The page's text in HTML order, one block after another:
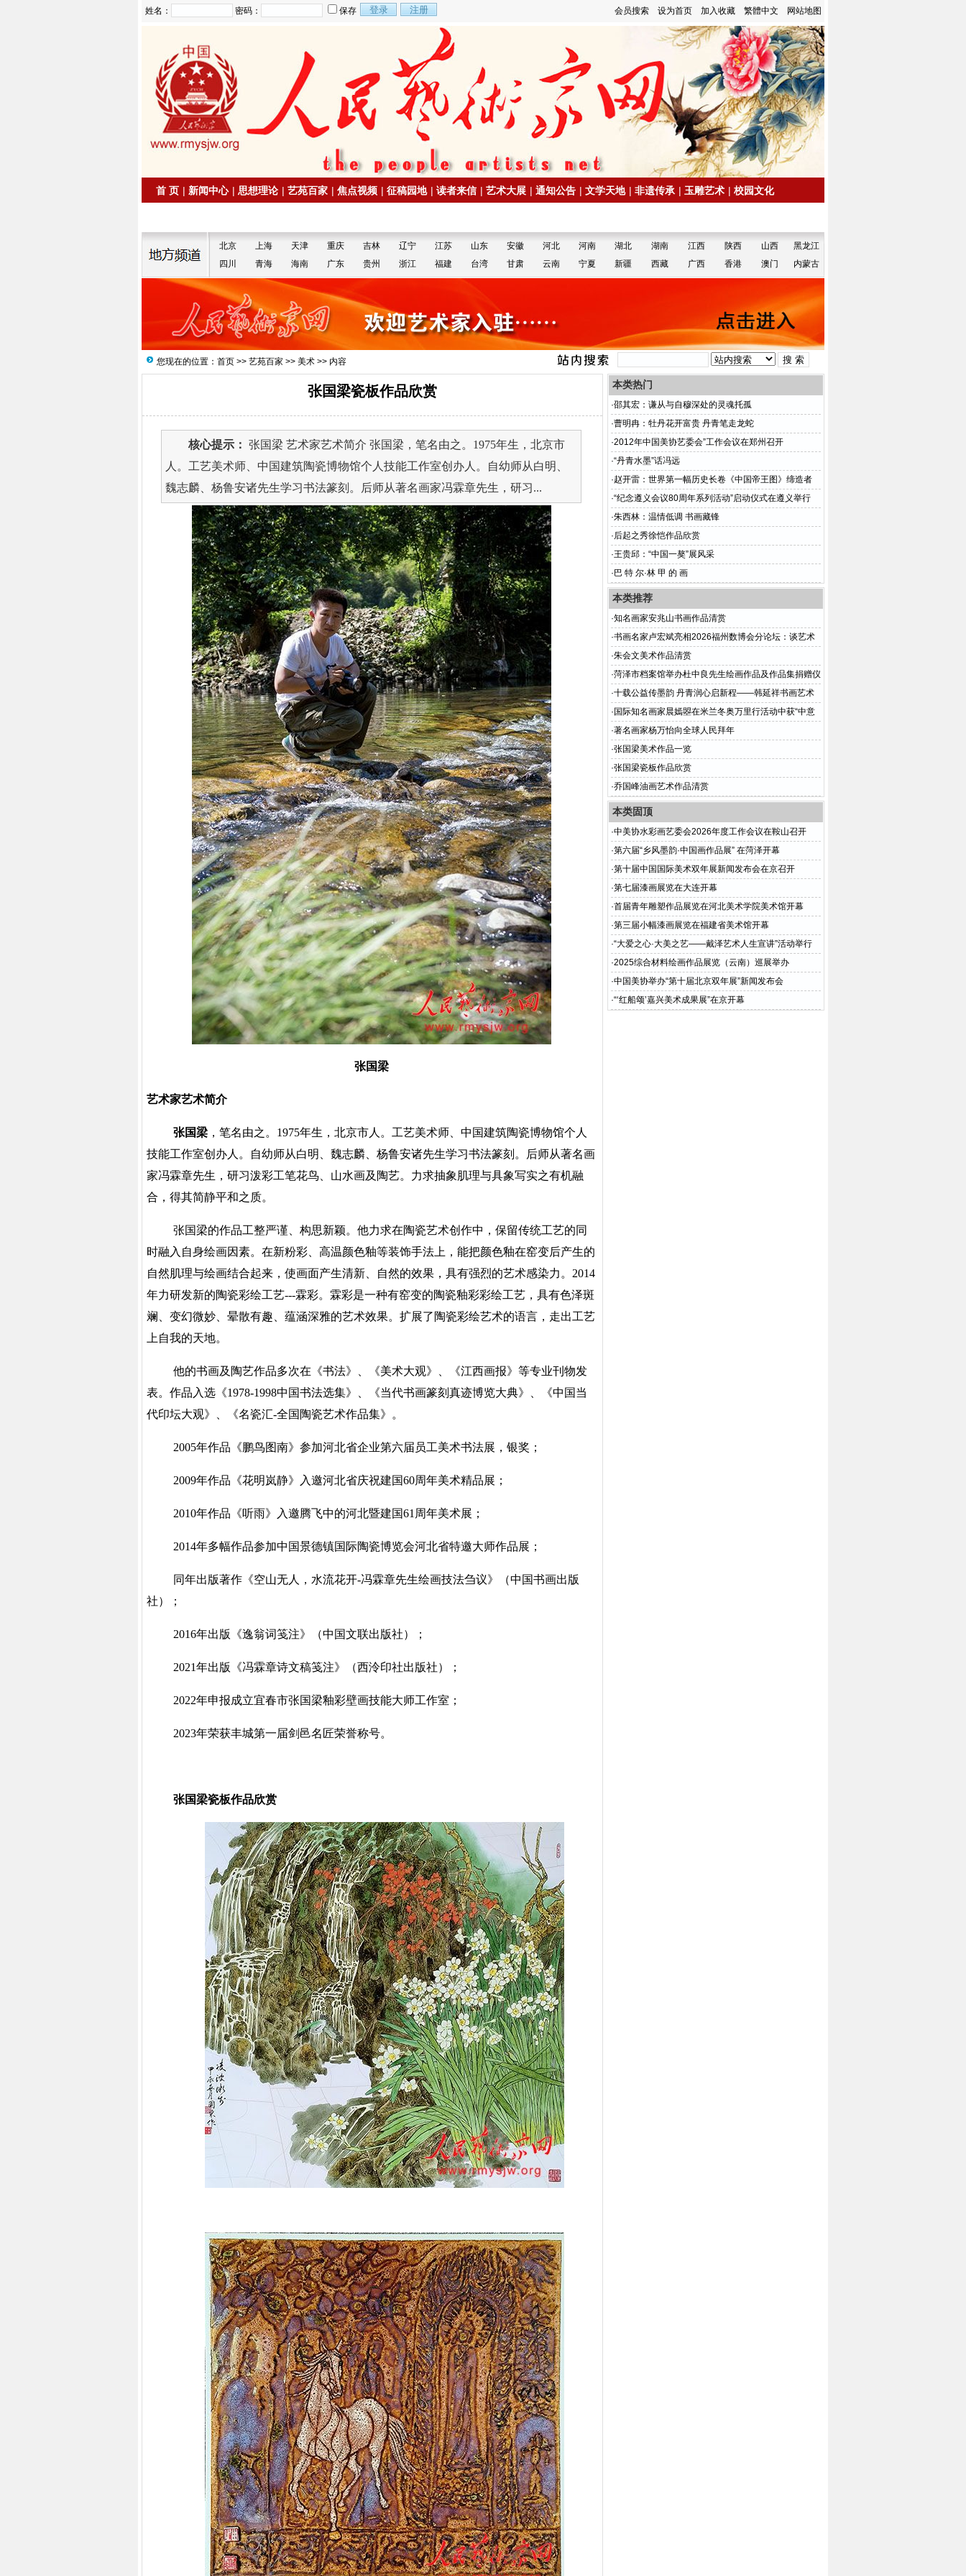
会员搜索 设为首页 加入收藏 繁體中文 网站地图
姓名： 密码： 保存
首 页 | 新闻中心 | 思想理论 | 艺苑百家 | 焦点视频 | 征稿园地 | 读者来信 | 艺术大展 | 通知公告 | 文学天地 | 非遗传承 | 玉雕艺术 | 校园文化
北京 上海 天津 重庆 吉林 辽宁 江苏 山东 安徽 河北 河南 湖北 湖南 江西 陕西 山西
黑龙江
四川
青海 海南 广东 贵州 浙江 福建 台湾 甘肃 云南 宁夏 新疆 西藏 广西 香港 澳门 内蒙古
您现在的位置： 首页 >> 艺苑百家 >> 美术 >> 内容
张国梁瓷板作品欣赏
核心提示： 张国梁 艺术家艺术简介 张国梁，笔名由之。1975年生，北京市
人。工艺美术师、中国建筑陶瓷博物馆个人技能工作室创办人。自幼师从白明、
魏志麟、杨鲁安诸先生学习书法篆刻。后师从著名画家冯霖章先生，研习...
张国梁
艺术家艺术简介
张国梁 ，笔名由之。 1975年生，北京市人。工艺美术师、中国建筑陶瓷博物馆个人
技能工作室创办人。自幼师从白明、魏志麟、杨鲁安诸先生学习书法篆刻。后师从著名画
家冯霖章先生，研习泼彩工笔花鸟、山水画及陶艺。力求抽象肌理与具象写实之有机融
合，得其简静平和之质。
张国梁的作品工整严谨、构思新颖。他力求在陶瓷艺术创作中，保留传统工艺的同
时融入自身绘画因素。在新粉彩、高温颜色釉等装饰手法上，能把颜色釉在窑变后产生的
自然肌理与绘画结合起来，使画面产生清新、自然的效果，具有强烈的艺术感染力。 2014
年力研发新的陶瓷彩绘工艺---霖彩。霖彩是一种有窑变的陶瓷釉彩彩绘工艺，具有色泽斑
斓、变幻微妙、晕散有趣、蕴涵深雅的艺术效果。扩展了陶瓷彩绘艺术的语言，走出工艺
上自我的天地。
他的书画及陶艺作品多次在《书法》、《美术大观》、《江西画报》等专业刊物发
表。作品入选《1978-1998中国书法选集》、《当代书画篆刻真迹博览大典》、《中国当
代印坛大观》、《名瓷汇-全国陶瓷艺术作品集》。
2005年作品《鹏鸟图南》参加河北省企业第六届员工美术书法展，银奖；
2009年作品《花明岚静》入邀河北省庆祝建国60周年美术精品展；
2010年作品《听雨》入邀腾飞中的河北暨建国61周年美术展；
2014年多幅作品参加中国景德镇国际陶瓷博览会河北省特邀大师作品展；
同年出版著作《空山无人，水流花开-冯霖章先生绘画技法刍议》（中国书画出版
社）
；
2016年出版《逸翁词笺注》（中国文联出版社）；
2021年出版《冯霖章诗文稿笺注》（西泠印社出版社）；
2022年申报成立宜春市张国梁釉彩壁画技能大师工作室；
2023年荣获丰城第一届剑邑名匠荣誉称号。
张国梁瓷板作品欣赏
本类热门
·邵其宏：谦从与自穆深处的灵魂托孤
·曹明冉：牡丹花开富贵 丹青笔走龙蛇
·2012年中国美协艺委会”工作会议在郑州召开
·“丹青水墨”话冯远
·赵开雷：世界第一幅历史长卷《中国帝王图》缔造者
·“纪念遵义会议80周年系列活动”启动仪式在遵义举行
·朱西林：温情低调 书画藏锋
·后起之秀徐恺作品欣赏
·王贵邱：“中国一獒”展风采
· 巴 特 尔·林 甲 的 画
本类推荐
·知名画家安兆山书画作品清赏
·书画名家卢宏斌亮相2026福州数博会分论坛：谈艺术
与科技的“双向奔赴”
·朱会文美术作品清赏
·菏泽市档案馆举办杜中良先生绘画作品及作品集捐赠仪
式
·十载公益传墨韵 丹青润心启新程——韩延祥书画艺术
公益学堂喜迎成立十周年
· 国际知名画家晨嫣曌在米兰冬奥万里行活动中获“中意
文化交流大使“荣誉称号
·著名画家杨万怡向全球人民拜年
·张国梁美术作品一览
·张国梁瓷板作品欣赏
·乔国峰油画艺术作品清赏
本类固顶
·中美协水彩画艺委会2026年度工作会议在鞍山召开
·第六届“乡风墨韵·中国画作品展” 在菏泽开幕
·第十届中国国际美术双年展新闻发布会在京召开
·第七届漆画展览在大连开幕
·首届青年雕塑作品展览在河北美术学院美术馆开幕
·第三届小幅漆画展览在福建省美术馆开幕
·“大爱之心·大美之艺——戴泽艺术人生宣讲”活动举行
·2025综合材料绘画作品展览（云南）巡展举办
·中国美协举办“第十届北京双年展”新闻发布会
·“‘红船颂’嘉兴美术成果展”在京开幕